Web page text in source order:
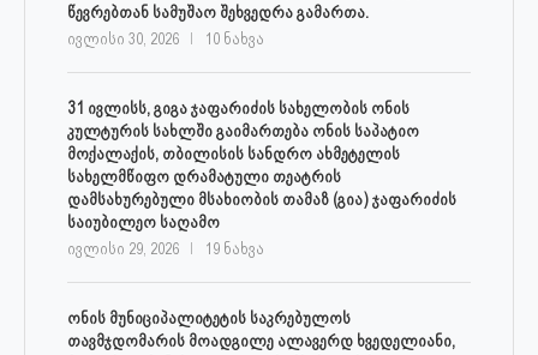
წევრებთან სამუშაო შეხვედრა გამართა.
ივლისი 30, 2026 10 ნახვა
31 ივლისს, გიგა ჯაფარიძის სახელობის ონის
კულტურის სახლში გაიმართება ონის საპატიო
მოქალაქის, თბილისის სანდრო ახმეტელის
სახელმწიფო დრამატული თეატრის
დამსახურებული მსახიობის თამაზ (გია) ჯაფარიძის
საიუბილეო საღამო
ივლისი 29, 2026 19 ნახვა
ონის მუნიციპალიტეტის საკრებულოს
თავმჯდომარის მოადგილე ალავერდ ხვედელიანი,